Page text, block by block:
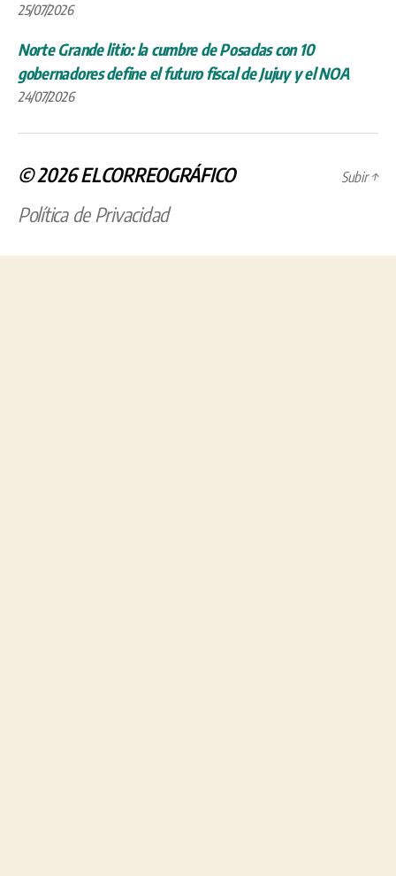
25/07/2026
Norte Grande litio: la cumbre de Posadas con 10
gobernadores define el futuro fiscal de Jujuy y el NOA
24/07/2026
© 2026ELCORREOGRÁFICO
Política de Privacidad
Subir↑